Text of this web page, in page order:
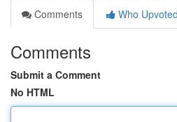
Comments
Who Upvoted
Comments
Submit a Comment
No HTML